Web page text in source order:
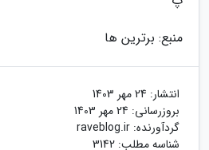
منبع: برترین ها
انتشار: 24 مهر 1403
بروزرسانی: 24 مهر 1403
گردآورنده: raveblog.ir
شناسه مطلب: 3142